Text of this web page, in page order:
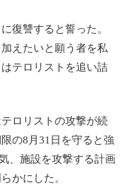
復讐すると誓った。
えたいと願う者を私
テロリストを追い詰
ロリストの攻撃が続
の8月31日を守ると強
、施設を攻撃する計画
かにした。